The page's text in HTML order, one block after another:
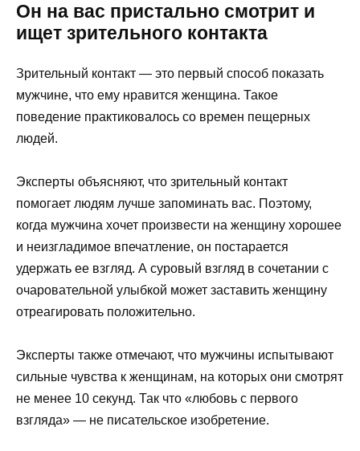
Он на вас пристально смотрит и
ищет зрительного контакта
Зрительный контакт — это первый способ показать
мужчине, что ему нравится женщина. Такое
поведение практиковалось со времен пещерных
людей.
Эксперты объясняют, что зрительный контакт
помогает людям лучше запоминать вас. Поэтому,
когда мужчина хочет произвести на женщину хорошее
и неизгладимое впечатление, он постарается
удержать ее взгляд. А суровый взгляд в сочетании с
очаровательной улыбкой может заставить женщину
отреагировать положительно.
Эксперты также отмечают, что мужчины испытывают
сильные чувства к женщинам, на которых они смотрят
не менее 10 секунд. Так что «любовь с первого
взгляда» — не писательское изобретение.